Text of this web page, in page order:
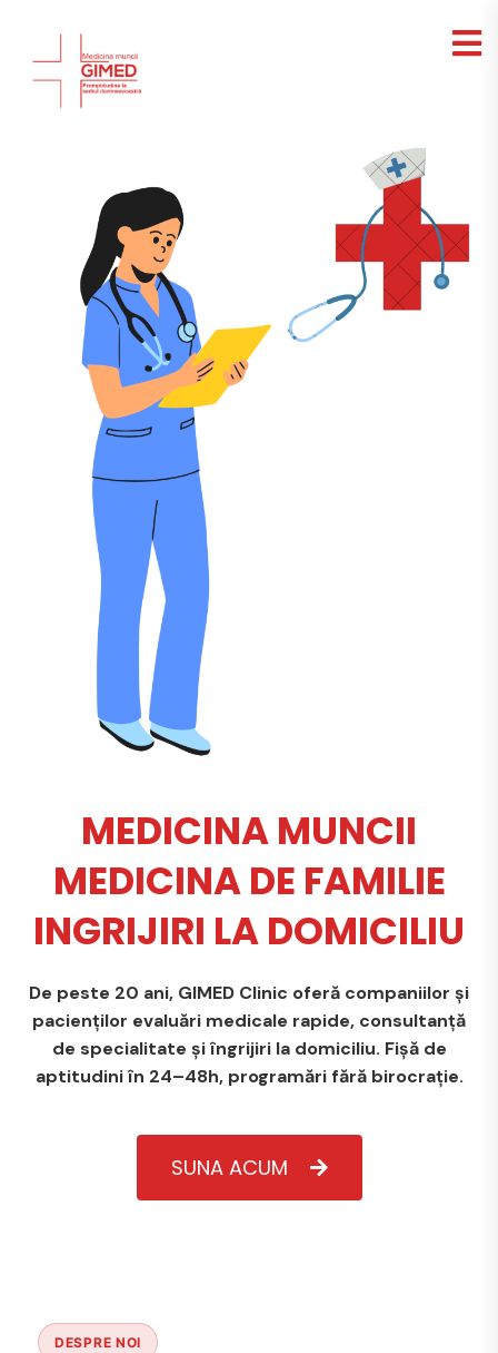
MEDICINA MUNCII
MEDICINA DE FAMILIE
INGRIJIRI LA DOMICILIU
De peste 20 ani, GIMED Clinic oferă companiilor și
pacienților evaluări medicale rapide, consultanță
de specialitate și îngrijiri la domiciliu. Fișă de
aptitudini în 24–48h, programări fără birocrație.
SUNA ACUM
DESPRE NOI